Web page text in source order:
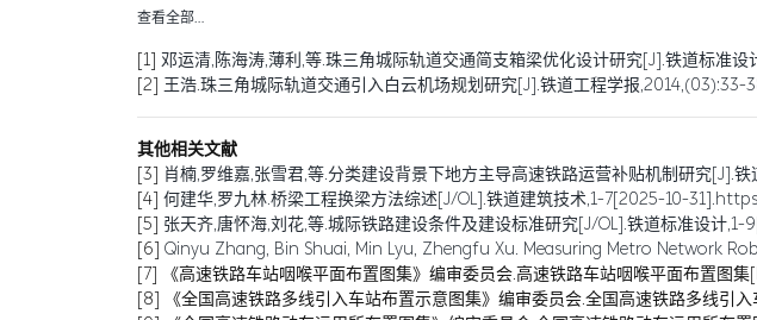
查看全部…
[1] 邓运清,陈海涛,薄利,等.珠三角城际轨道交通简支箱梁优化设计研究[J].铁道标准
[2] 王浩.珠三角城际轨道交通引入白云机场规划研究[J].铁道工程学报,2014,(03):33-
其他相关文献
[3] 肖楠,罗维嘉,张雪君,等.分类建设背景下地方主导高速铁路运营补贴机制研究[J].
[4] 何建华,罗九林.桥梁工程换梁方法综述[J/OL].铁道建筑技术,1-7[2025-10-
[5] 张天齐,唐怀海,刘花,等.城际铁路建设条件及建设标准研究[J/OL].铁道标准设
[6] Qinyu Zhang, Bin Shuai, Min Lyu, Zhengfu Xu. Measuring Metro Network
[7]
《高速铁路车站咽喉平面布置图集》编审委员会.高速铁路车站咽喉平面布置图
[8]
《全国高速铁路多线引入车站布置示意图集》编审委员会.全国高速铁路多线引